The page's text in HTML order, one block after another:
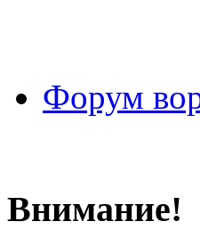
Форум
Внимание!